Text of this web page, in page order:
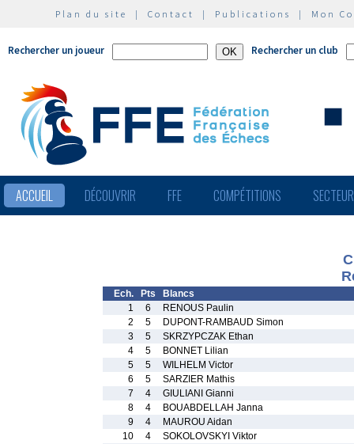
Plan du site | Contact | Publications | Mon
Rechercher un joueur Rechercher un club
ACCUEIL DÉCOUVRIR FFE COMPÉTITIONS
Ech. Pts
Blancs
1
6
RENOUS Paulin
2
5
DUPONT-RAMBAUD Simon
3
5
SKRZYPCZAK Ethan
4
5
BONNET Lilian
5
5
WILHELM Victor
6
5
SARZIER Mathis
7
4
GIULIANI Gianni
8
4
BOUABDELLAH Janna
9
4
MAUROU Aidan
10
4
SOKOLOVSKYI Viktor